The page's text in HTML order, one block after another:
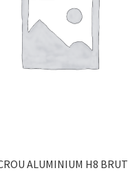
ALUMINIUM H8 BRUT